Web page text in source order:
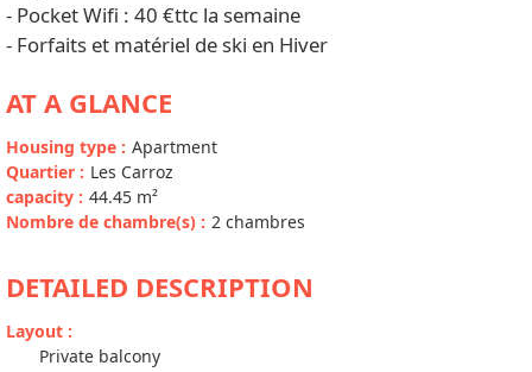
- Pocket Wifi : 40 €ttc la semaine
- Forfaits et matériel de ski en Hiver
AT A GLANCE
Housing type : Apartment
Quartier : Les Carroz
capacity : 44.45 m²
Nombre de chambre(s) : 2 chambres
DETAILED DESCRIPTION
Layout :
Private balcony